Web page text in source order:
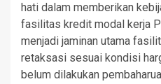
hati dalam memberikan
fasilitas kredit modal kerja
menjadi jaminan utama
retaksasi sesuai kondisi
belum dilakukan